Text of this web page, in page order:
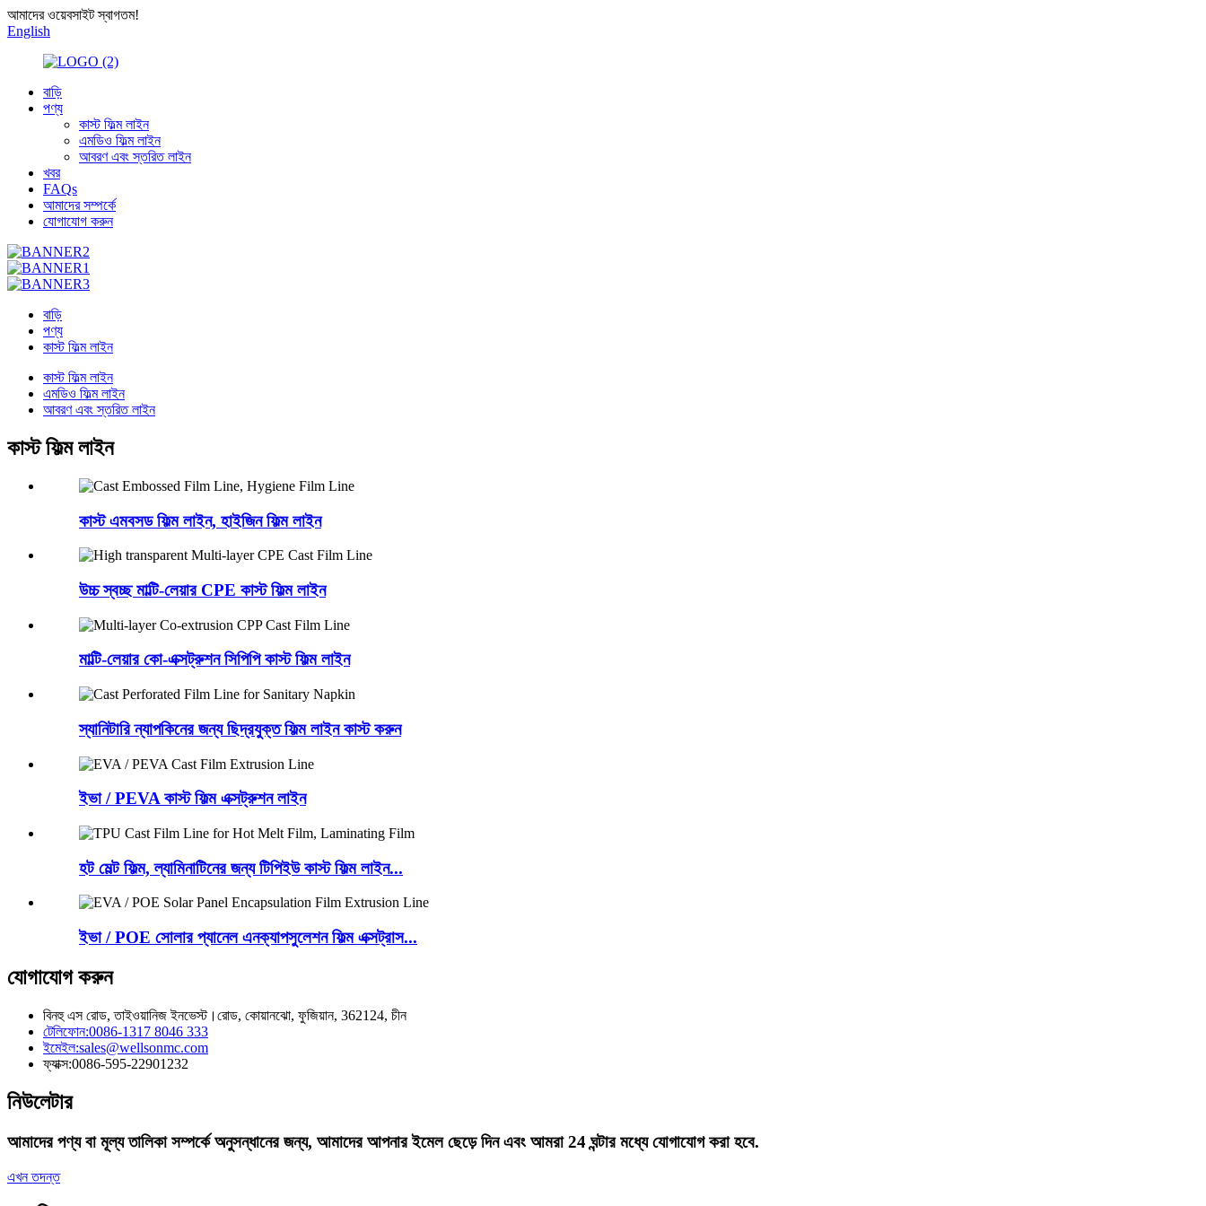
আমাদের ওয়েবসাইট স্বাগতম!
English
বাড়ি
পণ্য
কাস্ট ফিল্ম লাইন
এমডিও ফিল্ম লাইন
আবরণ এবং স্তরিত লাইন
খবর
FAQs
আমাদের সম্পর্কে
যোগাযোগ করুন
বাড়ি
পণ্য
কাস্ট ফিল্ম লাইন
কাস্ট ফিল্ম লাইন
এমডিও ফিল্ম লাইন
আবরণ এবং স্তরিত লাইন
কাস্ট ফিল্ম লাইন
কাস্ট এমবসড ফিল্ম লাইন, হাইজিন ফিল্ম লাইন
উচ্চ স্বচ্ছ মাল্টি-লেয়ার CPE কাস্ট ফিল্ম লাইন
মাল্টি-লেয়ার কো-এক্সট্রুশন সিপিপি কাস্ট ফিল্ম লাইন
স্যানিটারি ন্যাপকিনের জন্য ছিদ্রযুক্ত ফিল্ম লাইন কাস্ট করুন
ইভা / PEVA কাস্ট ফিল্ম এক্সট্রুশন লাইন
হট মেল্ট ফিল্ম, ল্যামিনাটিনের জন্য টিপিইউ কাস্ট ফিল্ম লাইন...
ইভা / POE সোলার প্যানেল এনক্যাপসুলেশন ফিল্ম এক্সট্রাস...
যোগাযোগ করুন
বিনহু এস রোড, তাইওয়ানিজ ইনভেস্ট।রোড, কোয়ানঝো, ফুজিয়ান, 362124, চীন
টেলিফোন:0086-1317 8046 333
ইমেইল:sales@wellsonmc.com
ফ্যাক্স:0086-595-22901232
নিউলেটার
আমাদের পণ্য বা মূল্য তালিকা সম্পর্কে অনুসন্ধানের জন্য, আমাদের আপনার ইমেল ছেড়ে দিন এবং আমরা 24 ঘন্টার মধ্যে যোগাযোগ করা হবে.
এখন তদন্ত